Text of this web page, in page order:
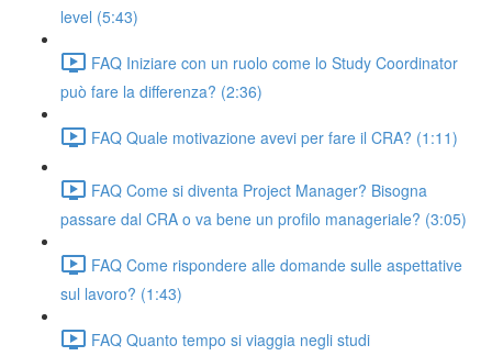
level (5:43)
FAQ Iniziare con un ruolo come lo Study Coordinator
può fare la differenza? (2:36)
FAQ Quale motivazione avevi per fare il CRA? (1:11)
FAQ Come si diventa Project Manager? Bisogna
passare dal CRA o va bene un profilo manageriale? (3:05)
FAQ Come rispondere alle domande sulle aspettative
sul lavoro? (1:43)
FAQ Quanto tempo si viaggia negli studi